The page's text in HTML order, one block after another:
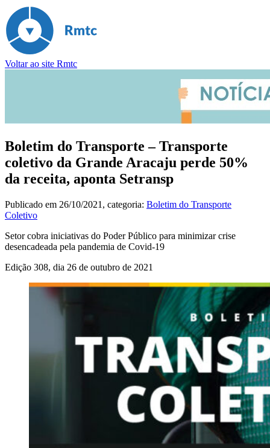
Voltar ao site Rmtc
Boletim do Transporte – Transporte
coletivo da Grande Aracaju perde 50%
da receita, aponta Setransp
Publicado em 26/10/2021 , categoria: Boletim do Transporte
Coletivo
Setor cobra iniciativas do Poder Público para minimizar crise
desencadeada pela pandemia de Covid-19
Edição 308, dia 26 de outubro de 2021